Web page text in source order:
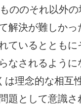
ののそれ以外の
解決が難しかっ
ているとともに
なされるように
理念的な相互
題として意識